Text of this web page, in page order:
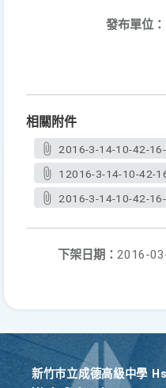
發布單位：
相關附件
2016-3-14-10-42-
12016-3-14-10-42-
2016-3-14-10-42-
下架日期： 2016-
新竹巿立成德高級中學